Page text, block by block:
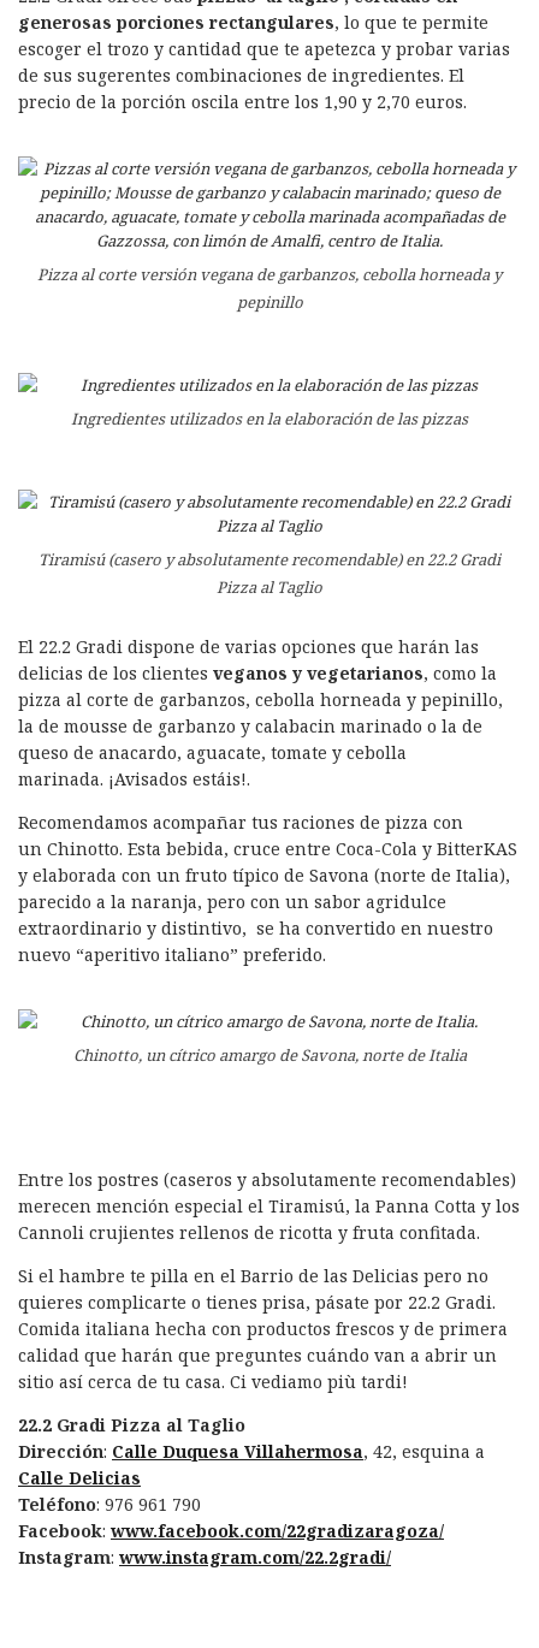
generosas porciones rectangulares, lo que te permite
escoger el trozo y cantidad que te apetezca y probar varias
de sus sugerentes combinaciones de ingredientes. El
precio de la porción oscila entre los 1,90 y 2,70 euros.
Pizza al corte versión vegana de garbanzos, cebolla horneada y
pepinillo
Ingredientes utilizados en la elaboración de las pizzas
Tiramisú (casero y absolutamente recomendable) en 22.2 Gradi
Pizza al Taglio
El 22.2 Gradi dispone de varias opciones que harán las
delicias de los clientes veganos y vegetarianos, como la
pizza al corte de garbanzos, cebolla horneada y pepinillo,
la de mousse de garbanzo y calabacin marinado o la de
queso de anacardo, aguacate, tomate y cebolla
marinada. ¡Avisados estáis!.
Recomendamos acompañar tus raciones de pizza con
un Chinotto. Esta bebida, cruce entre Coca-Cola y BitterKAS
y elaborada con un fruto típico de Savona (norte de Italia),
parecido a la naranja, pero con un sabor agridulce
extraordinario y distintivo, se ha convertido en nuestro
nuevo “aperitivo italiano” preferido.
Chinotto, un cítrico amargo de Savona, norte de Italia
Entre los postres (caseros y absolutamente recomendables)
merecen mención especial el Tiramisú, la Panna Cotta y los
Cannoli crujientes rellenos de ricotta y fruta confitada.
Si el hambre te pilla en el Barrio de las Delicias pero no
quieres complicarte o tienes prisa, pásate por 22.2 Gradi.
Comida italiana hecha con productos frescos y de primera
calidad que harán que preguntes cuándo van a abrir un
sitio así cerca de tu casa. Ci vediamo più tardi!
22.2 Gradi Pizza al Taglio
Dirección: Calle Duquesa Villahermosa, 42, esquina a
Calle Delicias
Teléfono: 976 961 790
Facebook: www.facebook.com/22gradizaragoza/
Instagram: www.instagram.com/22.2gradi/